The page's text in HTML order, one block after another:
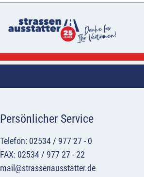
Persönlicher Service
Telefon: 02534 / 977 27 - 0
FAX: 02534 / 977 27 - 22
mail@strassenausstatter.de